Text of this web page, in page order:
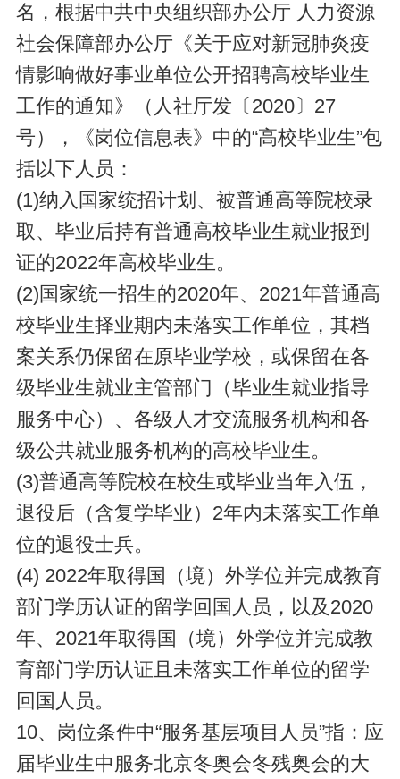
名，根据中共中央组织部办公厅 人力资源
社会保障部办公厅《关于应对新冠肺炎疫
情影响做好事业单位公开招聘高校毕业生
工作的通知》（人社厅发〔2020〕27
号），《岗位信息表》中的“高校毕业生”包
括以下人员：
(1)纳入国家统招计划、被普通高等院校录
取、毕业后持有普通高校毕业生就业报到
证的2022年高校毕业生。
(2)国家统一招生的2020年、2021年普通高
校毕业生择业期内未落实工作单位，其档
案关系仍保留在原毕业学校，或保留在各
级毕业生就业主管部门（毕业生就业指导
服务中心）、各级人才交流服务机构和各
级公共就业服务机构的高校毕业生。
(3)普通高等院校在校生或毕业当年入伍，
退役后（含复学毕业）2年内未落实工作单
位的退役士兵。
(4) 2022年取得国（境）外学位并完成教育
部门学历认证的留学回国人员，以及2020
年、2021年取得国（境）外学位并完成教
育部门学历认证且未落实工作单位的留学
回国人员。
10、岗位条件中“服务基层项目人员”指：应
届毕业生中服务北京冬奥会冬残奥会的大